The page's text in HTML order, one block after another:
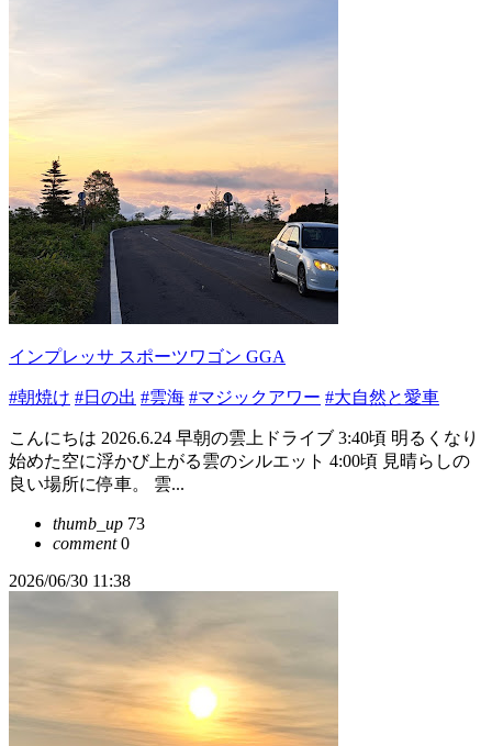
インプレッサ スポーツワゴン GGA
#朝焼け #日の出 #雲海 #マジックアワー #大自然と愛車
こんにちは 2026.6.24 早朝の雲上ドライブ 3:40頃 明るくなり
始めた空に浮かび上がる雲のシルエット 4:00頃 見晴らしの
良い場所に停車。 雲...
thumb_up 73
comment0
2026/06/30 11:38